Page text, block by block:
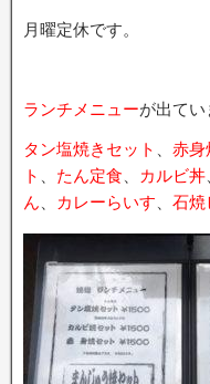
月曜定休です。
ランチメニューが出てい
タン塩焼きセット 赤身
ト
たん定食 カルビ丼
ん
カレーらいす 石焼